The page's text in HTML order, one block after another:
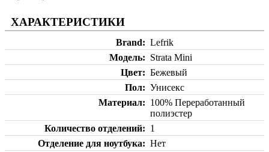
ХАРАКТЕРИСТИКИ
Brand
Lefrik
Модель
Strata Mini
Цвет
Бежевый
Пол
Унисекс
Материал
100% Переработанный
полиэстер
Количество отделений
1
Отделение для ноутбука
Нет